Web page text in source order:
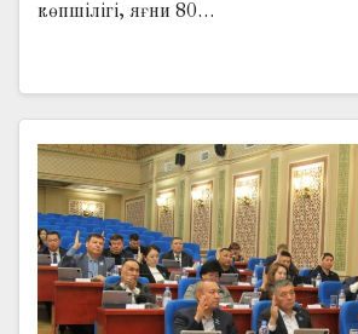
көпшілігі, яғни 80…